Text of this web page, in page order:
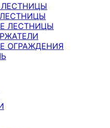
ЛЕСТНИЦЫ
ОГРАЖДЕНИЯ